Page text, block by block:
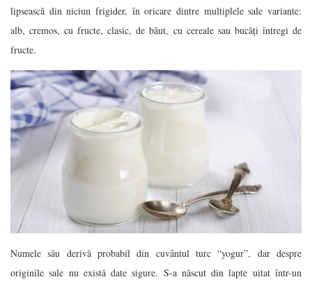
lipsească din niciun frigider, în oricare dintre multiplele sale variante:
alb, cremos, cu fructe, clasic, de băut, cu cereale sau bucăți întregi de
fructe.
Numele său derivă probabil din cuvântul turc “yogur”, dar despre
originile sale nu există date sigure. S-a născut din lapte uitat într-un